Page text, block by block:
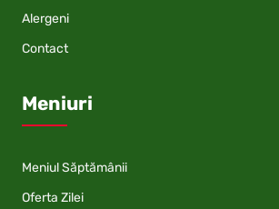
Alergeni
Contact
Meniuri
Meniul Săptămânii
Oferta Zilei